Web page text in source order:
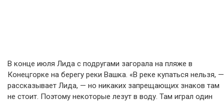
В конце июля Лида с подругами загорала на пляже в
Конецгорке на берегу реки Вашка. «В реке купаться нельзя, —
рассказывает Лида, — но никаких запрещающих знаков там
не стоит. Поэтому некоторые лезут в воду. Там играл один